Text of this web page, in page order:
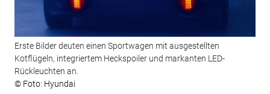
Erste Bilder deuten einen Sportwagen mit ausgestellten
Kotflügeln, integriertem Heckspoiler und markanten LED-
Rückleuchten an.
© Foto: Hyundai